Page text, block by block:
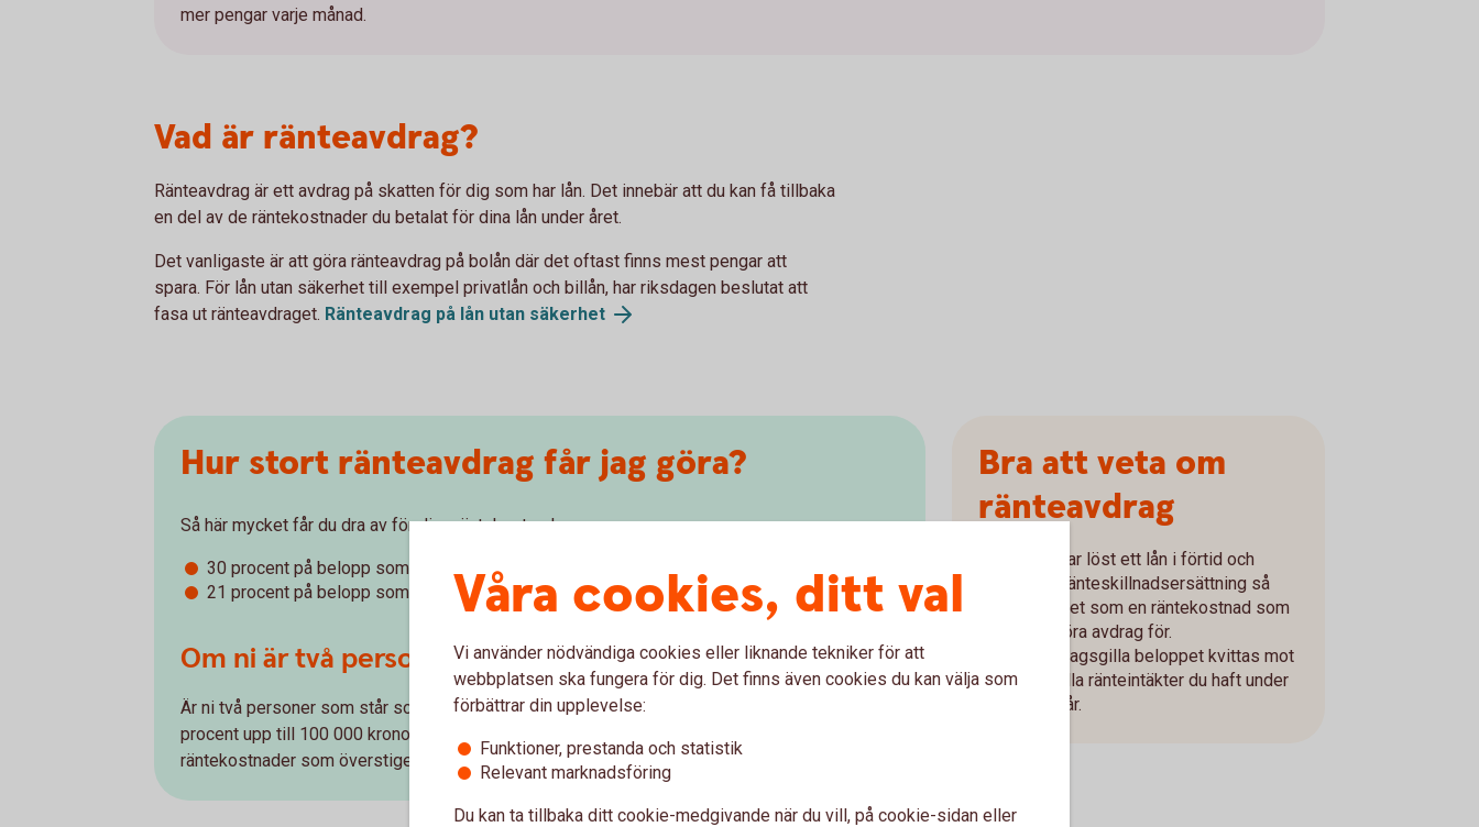
mer pengar varje månad.
Vad är ränteavdrag?
Ränteavdrag är ett avdrag på skatten för dig som har lån. Det innebär att du kan få tillbaka
en del av de räntekostnader du betalat för dina lån under året.
Det vanligaste är att göra ränteavdrag på bolån där det oftast finns mest pengar att
spara. För lån utan säkerhet till exempel privatlån och billån, har riksdagen beslutat att
fasa ut ränteavdraget. Ränteavdrag på lån utan säkerhet
Hur stort ränteavdrag får jag göra?
Så här mycket får du dra av för dina räntekostnader:
30 procent på belopp som understiger 100 000 kronor
21 procent på belopp som överstiger 100 000 kronor
Om ni är två person som delar på lånet
Är ni två personer som står som betalningsansvariga för lånet får ni göra avdrag med 30
procent upp till 100 000 kronor var, alltså totalt upp till 200 000 kronor. För
räntekostnader som överstiger 200 000 kronor är avdraget 21 procent.
Bra att veta om
ränteavdrag
Om du har löst ett lån i förtid och
betalat ränteskillnadsersättning så
räknas det som en räntekostnad som
du får göra avdrag för.
Det avdragsgilla beloppet kvittas mot
eventuella ränteintäkter du haft under
samma år.
Våra cookies, ditt val
Vi använder nödvändiga cookies eller liknande tekniker för att
webbplatsen ska fungera för dig. Det finns även cookies du kan välja som
förbättrar din upplevelse:
Funktioner, prestanda och statistik
Relevant marknadsföring
Du kan ta tillbaka ditt cookie-medgivande när du vill, på cookie-sidan eller